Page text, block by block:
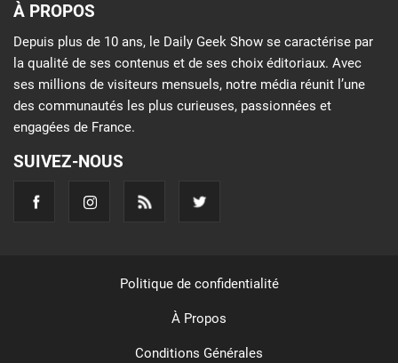
À PROPOS
Depuis plus de 10 ans, le Daily Geek Show se caractérise par
la qualité de ses contenus et de ses choix éditoriaux. Avec
ses millions de visiteurs mensuels, notre média réunit l’une
des communautés les plus curieuses, passionnées et
engagées de France.
SUIVEZ-NOUS
Politique de confidentialité
À Propos
Conditions Générales